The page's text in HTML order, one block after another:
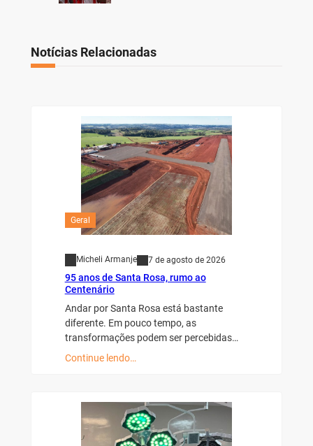
Notícias Relacionadas
Geral
Micheli Armanje 7 de agosto de 2026
95 anos de Santa Rosa, rumo ao
Centenário
Andar por Santa Rosa está bastante
diferente. Em pouco tempo, as
transformações podem ser percebidas…
Continue lendo…